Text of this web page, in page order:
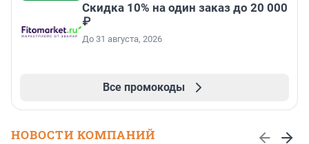
Скидка 10% на один заказ до 20 000
₽
До 31 августа, 2026
Все промокоды
НОВОСТИ КОМПАНИЙ